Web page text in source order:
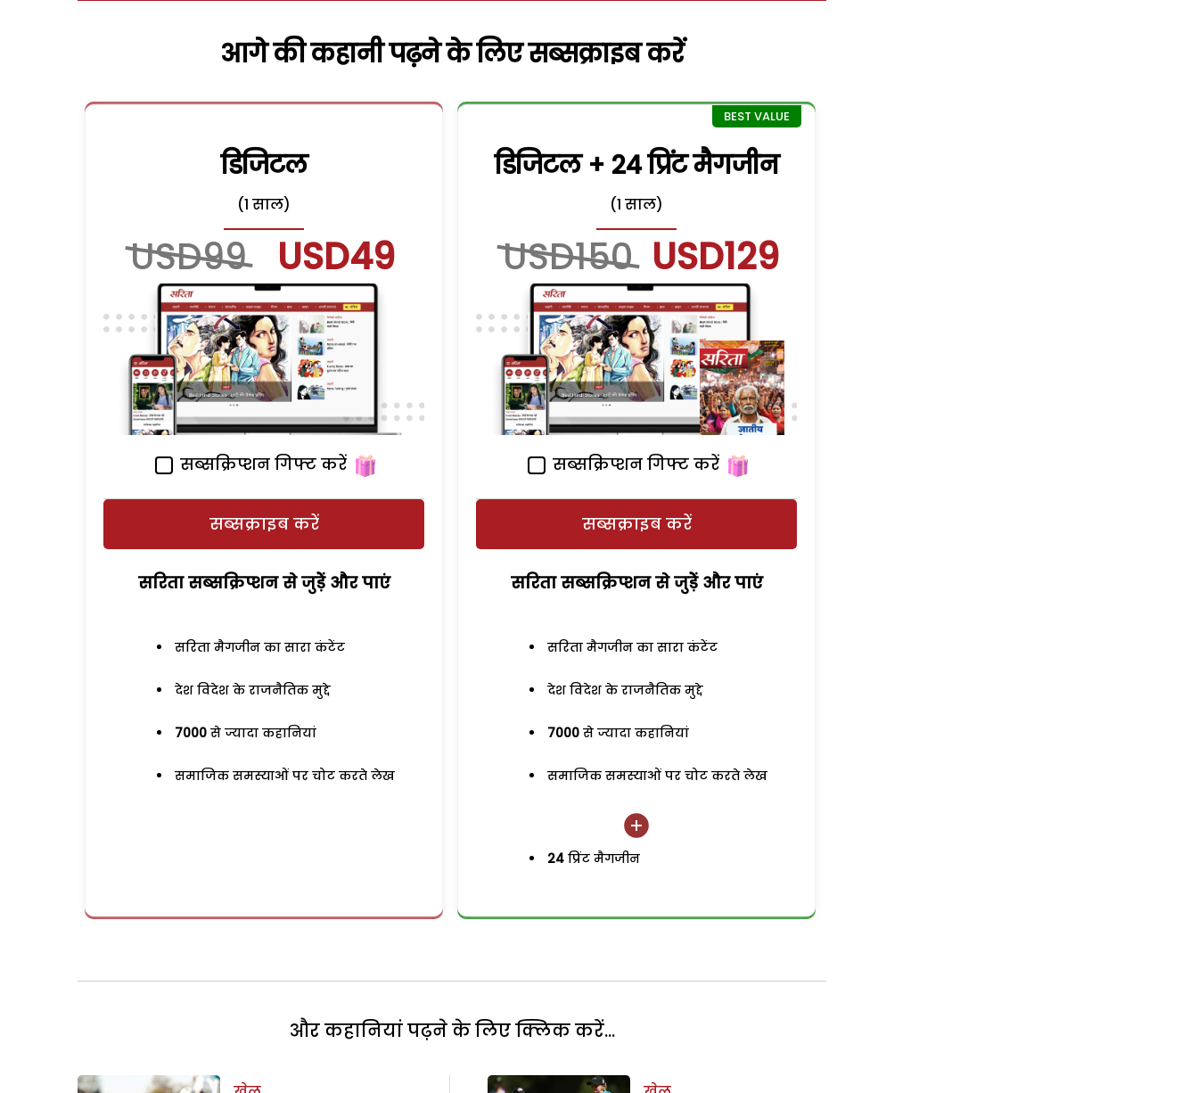
आगे की कहानी पढ़ने के लिए सब्सक्राइब करें
डिजिटल
(1 साल)
USD99 USD49
सब्सक्रिप्शन गिफ्ट करें
सब्सक्राइब करें
सरिता सब्सक्रिप्शन से जुड़ेें और पाएं
सरिता मैगजीन का सारा कंटेंट
देश विदेश के राजनैतिक मुद्दे
7000 से ज्यादा कहानियां
समाजिक समस्याओं पर चोट करते लेख
डिजिटल + 24 प्रिंट मैगजीन
(1 साल)
USD150 USD129
सब्सक्रिप्शन गिफ्ट करें
सब्सक्राइब करें
सरिता सब्सक्रिप्शन से जुड़ेें और पाएं
सरिता मैगजीन का सारा कंटेंट
देश विदेश के राजनैतिक मुद्दे
7000 से ज्यादा कहानियां
समाजिक समस्याओं पर चोट करते लेख
24 प्रिंट मैगजीन
और कहानियां पढ़ने के लिए क्लिक करें...